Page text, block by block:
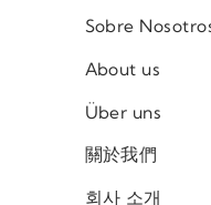
Sobre
About us
Über uns
關於我們
회사 소개